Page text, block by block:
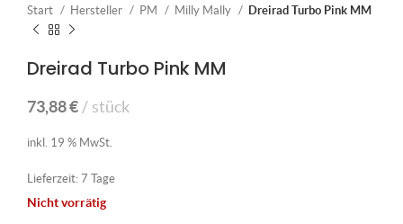
Start Hersteller PM Milly Mally Dreirad Turbo Pink MM
Dreirad Turbo Pink MM
73,88€ stück
inkl. 19 % MwSt.
Lieferzeit: 7 Tage
Nicht vorrätig